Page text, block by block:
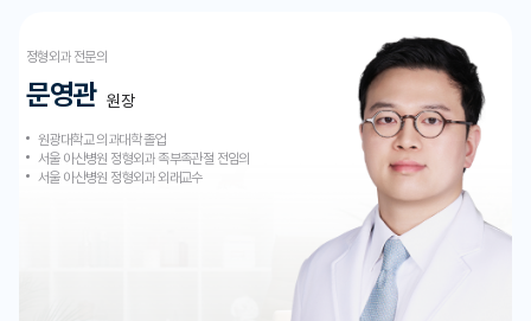
정형외과 전문의
문영관 원장
원광대학교 의과대학 졸업
서울 아산병원 정형외과 족부족관절 전임의
서울 아산병원 정형외과 외래교수